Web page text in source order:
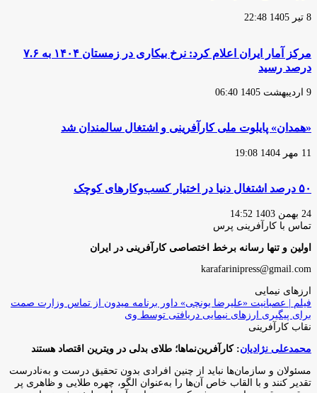
8 تیر 1405 22:48
مرکز آمار ایران اعلام کرد: نرخ بیکاری در زمستان ۱۴۰۴ به ۷.۶
درصد رسید
9 اردیبهشت 1405 06:40
«همدان» پایلوت ملی کارآفرینی و اشتغال سالمندان شد
11 مهر 1404 19:08
۵۰ درصد اشتغال دنیا در اختیار کسب‌وکارهای کوچک
24 بهمن 1403 14:52
تماس با کارآفرینی پرس
اولین و تنها رسانه برخط اختصاصی کارآفرینی در ایران
karafarinipress@gmail.com
ارزهای نیمایی
فیلم | عصبانیت «علیرضا یونچی» داور برنامه میدون از تماس وزارت صمت
برای پیگیری ارزهای نیمایی دریافتی توسط وی
نقاب کارآفرینی
محمدعلی نژادیان: کارآفرین‌نماها؛ طلای بدلی در ویترین اقتصاد هستند
مسئولان و سازمان‌ها نباید از چنین افرادی بدون تحقیق درست و به‌نادرست
تقدیر کنند و با القاب خاص آ‌ن‌ها را به‌عنوان الگو، چهره طلایی و ظاهری پر